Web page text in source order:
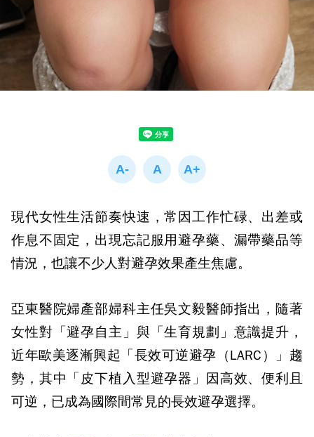
現代女性生活節奏快速，常因工作忙碌、出差或
作息不固定，出現忘記服用避孕藥、漏帶藥品等
情況，也讓不少人對避孕效果產生焦慮。
亞東醫院婦產部婦科主任吳文毅醫師指出，隨著
女性對「避孕自主」與「生育規劃」意識提升，
近年歐美逐漸興起「長效可逆避孕（LARC ）」趨
勢，其中「皮下植入型避孕器」因高效、便利且
可逆，已成為國際間常見的長效避孕選擇。